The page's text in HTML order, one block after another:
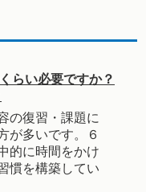
らい必要ですか？
の復習・課題に
が多いです。６
的に時間をかけ
慣を構築してい